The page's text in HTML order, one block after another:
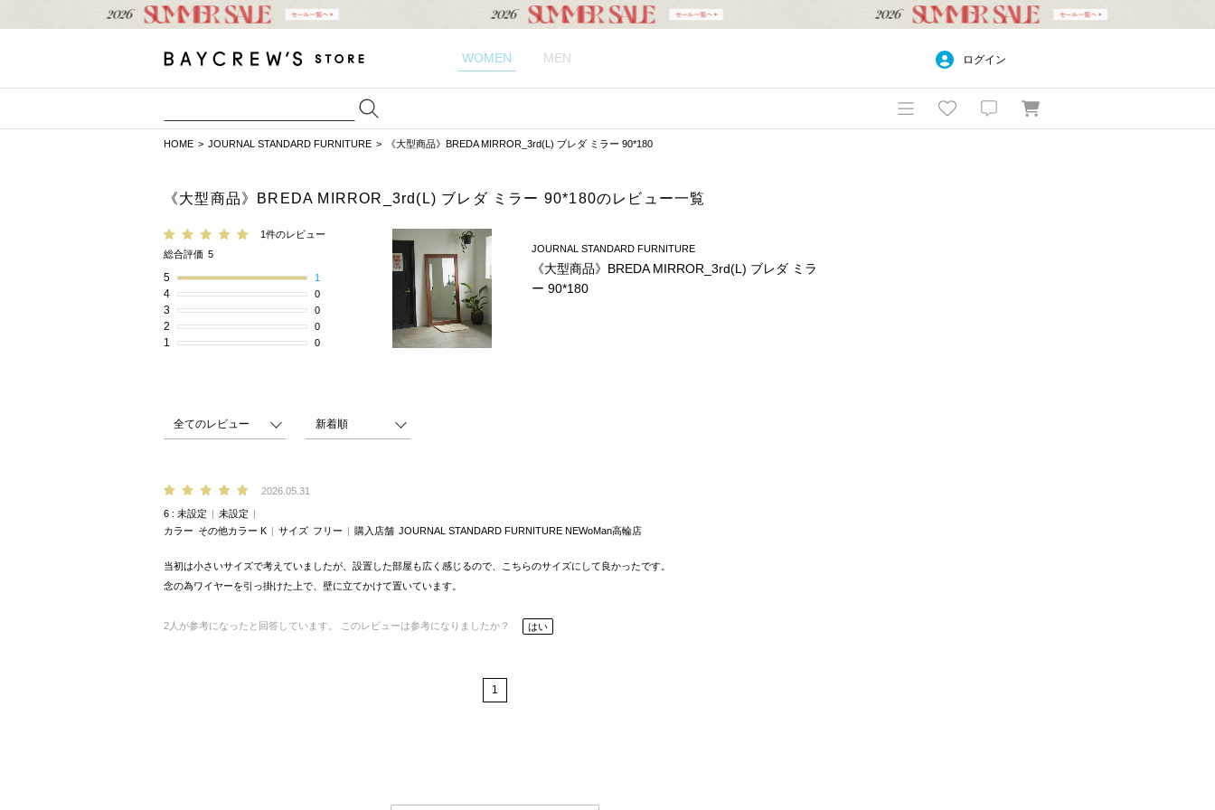
WOMEN MEN ログイン
HOME JOURNAL STANDARD FURNITURE 《大型商品》BREDA MIRROR_3rd(L) ブレダ ミラー 90*180
《大型商品》BREDA MIRROR_3rd(L) ブレダ ミラー 90*180のレビュー一覧
1件のレビュー
総合評価 5
5 1
4 0
3 0
2 0
1 0
JOURNAL STANDARD FURNITURE
《大型商品》BREDA MIRROR_3rd(L) ブレダ ミラ
ー 90*180
2026.05.31
6 未設定
未設定
カラー その他カラー K サイズ フリー 購入店舗 JOURNAL STANDARD FURNITURE NEWoMan高輪店
当初は小さいサイズで考えていましたが、設置した部屋も広く感じるので、こちらのサイズにして良かったです。
念の為ワイヤーを引っ掛けた上で、壁に立てかけて置いています。
2 人が参考になったと回答しています。 このレビューは参考になりましたか？ はい
1